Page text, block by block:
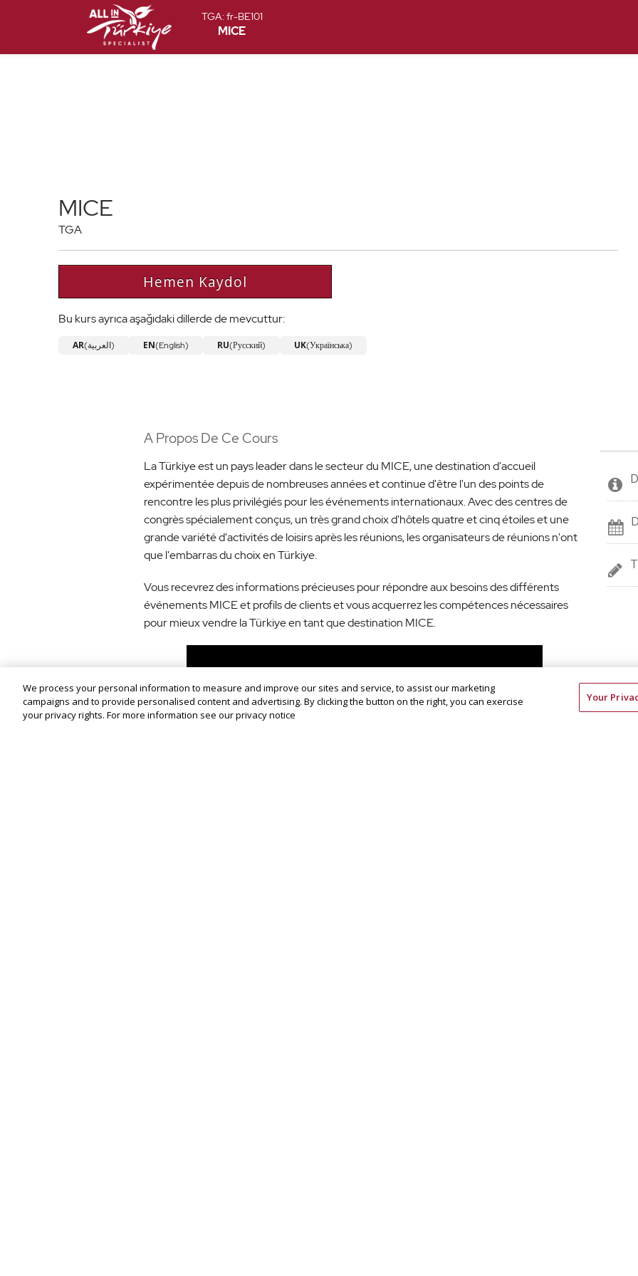
TGA: fr-BE101
MICE
MICE
TGA
Hemen Kaydol
Bu kurs ayrıca aşağıdaki dillerde de mevcuttur:
AR (العربية) EN(English) RU(Русский) UK(Українська)
A Propos De Ce Cours
La Türkiye est un pays leader dans le secteur du MICE, une destination d'accueil
expérimentée depuis de nombreuses années et continue d'être l'un des points de
rencontre les plus privilégiés pour les événements internationaux. Avec des centres de
congrès spécialement conçus, un très grand choix d'hôtels quatre et cinq étoiles et une
grande variété d'activités de loisirs après les réunions, les organisateurs de réunions n'ont
que l'embarras du choix en Türkiye.
Vous recevrez des informations précieuses pour répondre aux besoins des différents
événements MICE et profils de clients et vous acquerrez les compétences nécessaires
pour mieux vendre la Türkiye en tant que destination MICE.
Cookies are using to personalize content and ads, to provide social media features and to analyze our traffic.
We process your personal information to measure and improve our sites and service, to assist our marketing
campaigns and to provide personalised content and advertising. By clicking the button on the right, you can exercise
your privacy rights. For more information see our privacy notice
Your